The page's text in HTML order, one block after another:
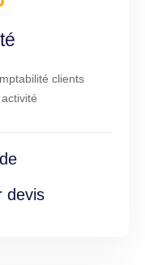
clients
devis